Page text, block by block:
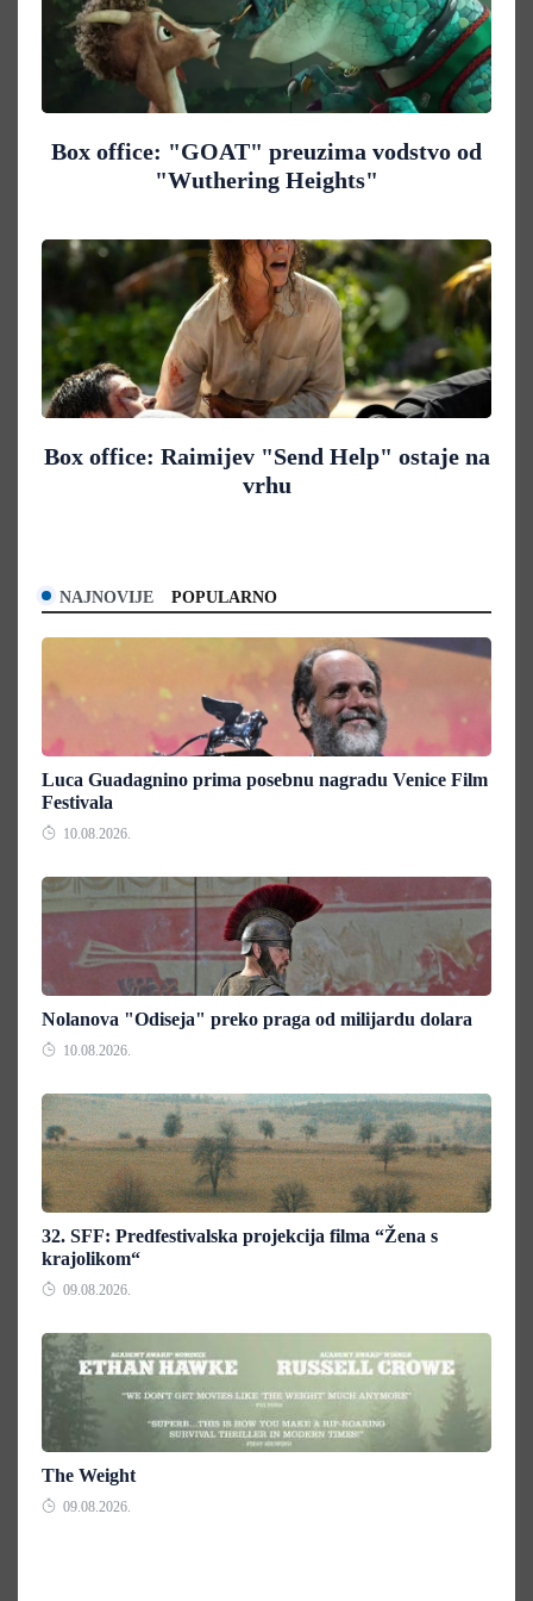
Box office: "GOAT" preuzima vodstvo od
"Wuthering Heights"
Box office: Raimijev "Send Help" ostaje na
vrhu
NAJNOVIJE POPULARNO
Luca Guadagnino prima posebnu nagradu Venice Film
Festivala
10.08.2026.
Nolanova "Odiseja" preko praga od milijardu dolara
10.08.2026.
32. SFF: Predfestivalska projekcija filma “Žena s
krajolikom“
09.08.2026.
The Weight
09.08.2026.